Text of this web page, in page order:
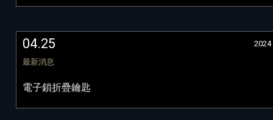
04.25
2024
最新消息
電子鎖折疊鑰匙